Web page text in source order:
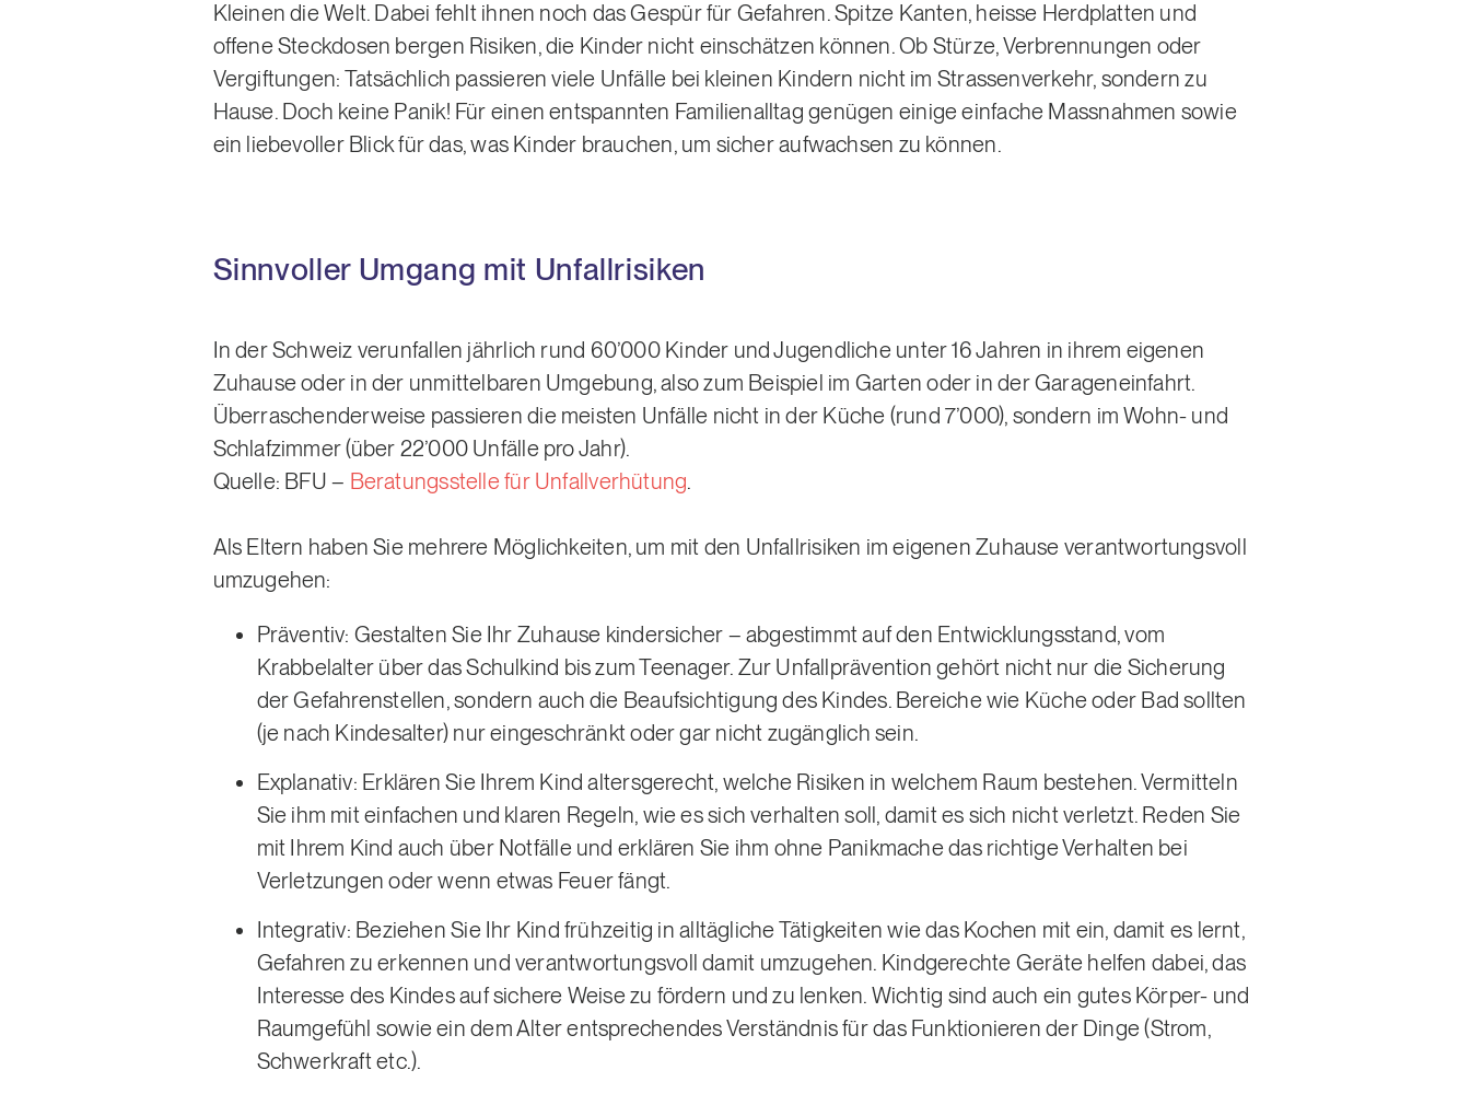
Kleinen die Welt. Dabei fehlt ihnen noch das Gespür für Gefahren. Spitze Kanten, heisse Herdplatten und
offene Steckdosen bergen Risiken, die Kinder nicht einschätzen können. Ob Stürze, Verbrennungen oder
Vergiftungen: Tatsächlich passieren viele Unfälle bei kleinen Kindern nicht im Strassenverkehr, sondern zu
Hause. Doch keine Panik! Für einen entspannten Familienalltag genügen einige einfache Massnahmen sowie
ein liebevoller Blick für das, was Kinder brauchen, um sicher aufwachsen zu können.
Sinnvoller Umgang mit Unfallrisiken
In der Schweiz verunfallen jährlich rund 60’000 Kinder und Jugendliche unter 16 Jahren in ihrem eigenen
Zuhause oder in der unmittelbaren Umgebung, also zum Beispiel im Garten oder in der Garageneinfahrt.
Überraschenderweise passieren die meisten Unfälle nicht in der Küche (rund 7’000), sondern im Wohn- und
Schlafzimmer (über 22’000 Unfälle pro Jahr).
Quelle: BFU – Beratungsstelle für Unfallverhütung.
Als Eltern haben Sie mehrere Möglichkeiten, um mit den Unfallrisiken im eigenen Zuhause verantwortungsvoll
umzugehen:
Präventiv: Gestalten Sie Ihr Zuhause kindersicher – abgestimmt auf den Entwicklungsstand, vom
Krabbelalter über das Schulkind bis zum Teenager. Zur Unfallprävention gehört nicht nur die Sicherung
der Gefahrenstellen, sondern auch die Beaufsichtigung des Kindes. Bereiche wie Küche oder Bad sollten
(je nach Kindesalter) nur eingeschränkt oder gar nicht zugänglich sein.
Explanativ: Erklären Sie Ihrem Kind altersgerecht, welche Risiken in welchem Raum bestehen. Vermitteln
Sie ihm mit einfachen und klaren Regeln, wie es sich verhalten soll, damit es sich nicht verletzt. Reden Sie
mit Ihrem Kind auch über Notfälle und erklären Sie ihm ohne Panikmache das richtige Verhalten bei
Verletzungen oder wenn etwas Feuer fängt.
Integrativ: Beziehen Sie Ihr Kind frühzeitig in alltägliche Tätigkeiten wie das Kochen mit ein, damit es lernt,
Gefahren zu erkennen und verantwortungsvoll damit umzugehen. Kindgerechte Geräte helfen dabei, das
Interesse des Kindes auf sichere Weise zu fördern und zu lenken. Wichtig sind auch ein gutes Körper- und
Raumgefühl sowie ein dem Alter entsprechendes Verständnis für das Funktionieren der Dinge (Strom,
Schwerkraft etc.).